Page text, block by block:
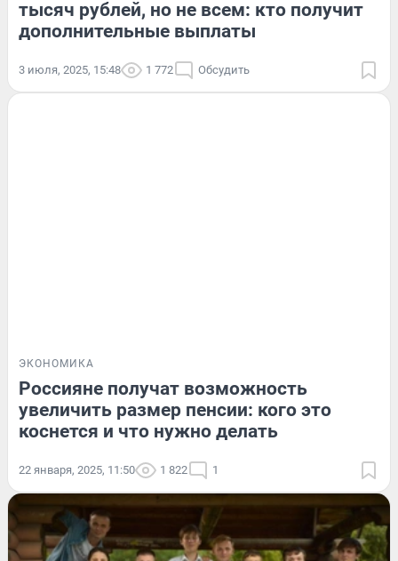
тысяч рублей, но не всем: кто получит
дополнительные выплаты
3 июля, 2025, 15:48 1 772 Обсудить
ЭКОНОМИКА
Россияне получат возможность
увеличить размер пенсии: кого это
коснется и что нужно делать
22 января, 2025, 11:50 1 822 1